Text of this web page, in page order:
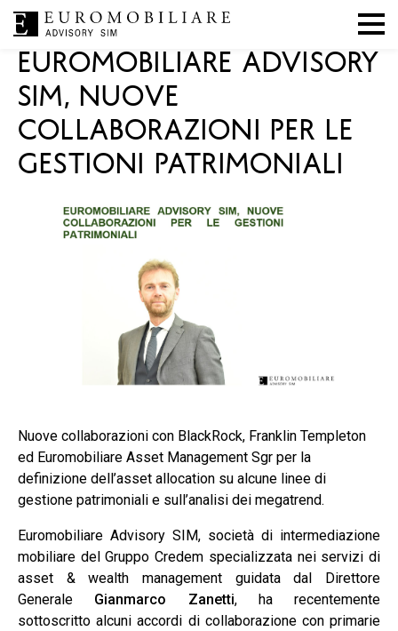
Mercati,Press |21 febbraio 2024
EUROMOBILIARE ADVISORY
SIM, NUOVE
COLLABORAZIONI PER LE
GESTIONI PATRIMONIALI
Nuove collaborazioni con BlackRock, Franklin Templeton
ed Euromobiliare Asset Management Sgr per la
definizione dell’asset allocation su alcune linee di
gestione patrimoniali e sull’analisi dei megatrend.
Euromobiliare Advisory SIM, società di intermediazione
mobiliare del Gruppo Credem specializzata nei servizi di
asset & wealth management guidata dal Direttore
Generale Gianmarco Zanetti, ha recentemente
sottoscritto alcuni accordi di collaborazione con primarie